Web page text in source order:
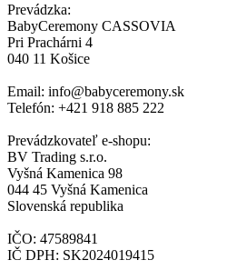
Prevádzka:
BabyCeremony CASSOVIA
Pri Prachárni 4
040 11 Košice
Email: info@babyceremony.sk
Telefón: +421 918 885 222
Prevádzkovateľ e-shopu:
BV Trading s.r.o.
Vyšná Kamenica 98
044 45 Vyšná Kamenica
Slovenská republika
IČO: 47589841
IČ DPH: SK2024019415